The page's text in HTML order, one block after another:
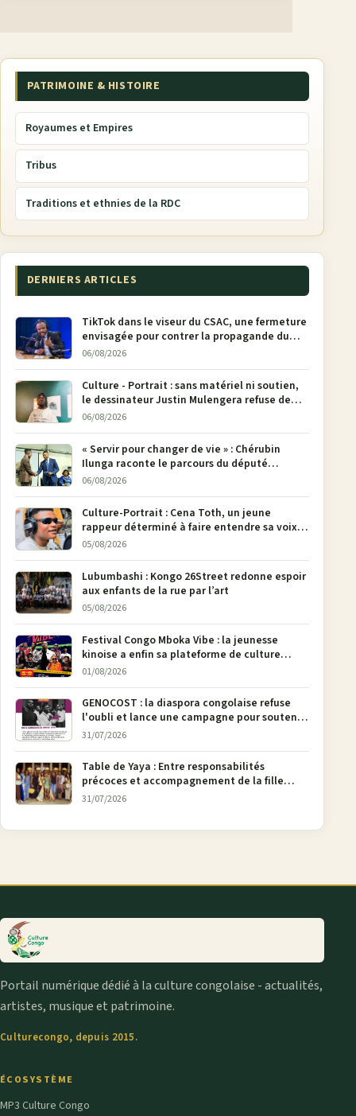
PATRIMOINE & HISTOIRE
Royaumes et Empires
Tribus
Traditions et ethnies de la RDC
DERNIERS ARTICLES
TikTok dans le viseur du CSAC, une fermeture
envisagée pour contrer la propagande du
M23
06/08/2026
Culture - Portrait : sans matériel ni soutien,
le dessinateur Justin Mulengera refuse de
poser son crayon
06/08/2026
« Servir pour changer de vie » : Chérubin
Ilunga raconte le parcours du député
national Jethro Muyombi Tshimbu en 137
06/08/2026
Culture-Portrait : Cena Toth, un jeune
rappeur déterminé à faire entendre sa voix à
Bunia
05/08/2026
Lubumbashi : Kongo 26Street redonne espoir
aux enfants de la rue par l’art
05/08/2026
Festival Congo Mboka Vibe : la jeunesse
kinoise a enfin sa plateforme de culture
urbaine
01/08/2026
GENOCOST : la diaspora congolaise refuse
l'oubli et lance une campagne pour soutenir
la pétition FONAREV depuis Bruxelles
31/07/2026
Table de Yaya : Entre responsabilités
précoces et accompagnement de la fille
aînée, la diaspora en débat
31/07/2026
Portail numérique dédié à la culture congolaise - actualités,
artistes, musique et patrimoine.
Culturecongo, depuis 2015.
ÉCOSYSTÈME
MP3 Culture Congo